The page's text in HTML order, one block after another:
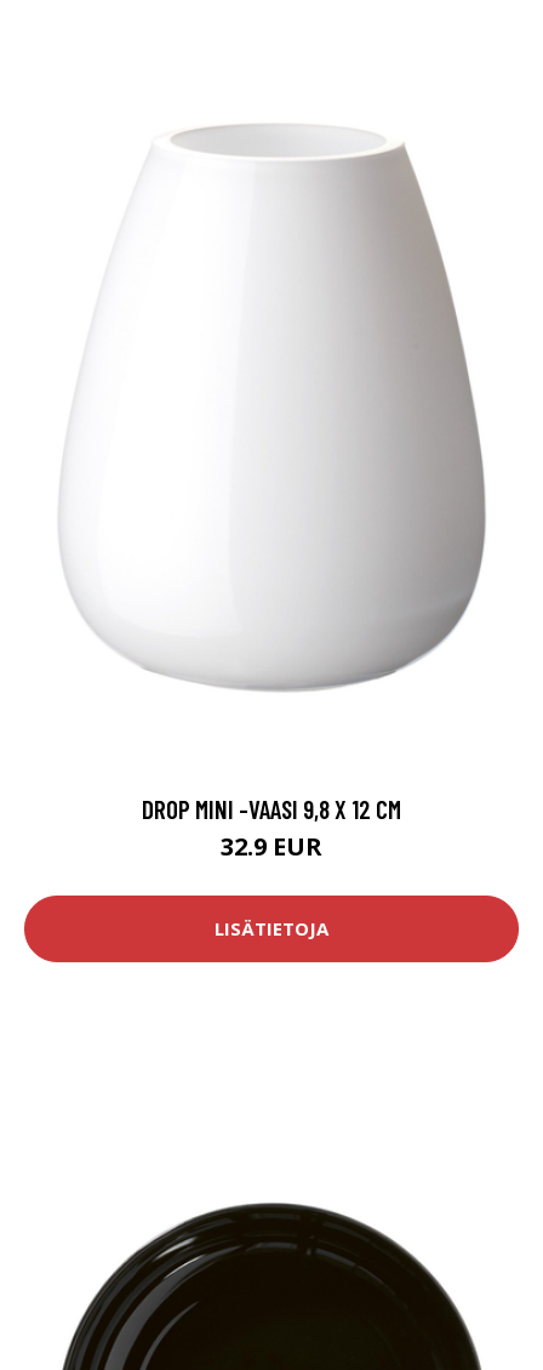
DROP MINI -VAASI 9,8 X 12 CM
32.9 EUR
LISÄTIETOJA